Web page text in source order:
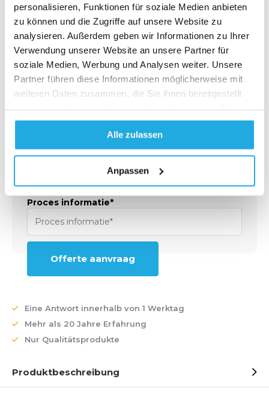
personalisieren, Funktionen für soziale Medien anbieten
zu können und die Zugriffe auf unsere Website zu
analysieren. Außerdem geben wir Informationen zu Ihrer
Verwendung unserer Website an unsere Partner für
soziale Medien, Werbung und Analysen weiter. Unsere
Partner führen diese Informationen möglicherweise mit
weiteren Daten zusammen, die Sie ihnen bereitgestellt
gesammelt haben.
Alle zulassen
Anpassen
Temperatuur (˚C)*
Bouwgrootte (DN)*
Aansluitingen*
Proces informatie*
Offerte aanvraag
Eine Antwort innerhalb von 1 Werktag
Mehr als 20 Jahre Erfahrung
Nur Qualitätsprodukte
Produktbeschreibung